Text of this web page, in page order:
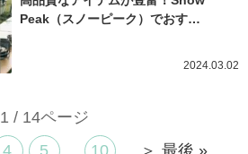
Peak（スノーピーク）でおす…
2024.03.02
1 / 14ページ
4 5 10 ＞ 最後 »